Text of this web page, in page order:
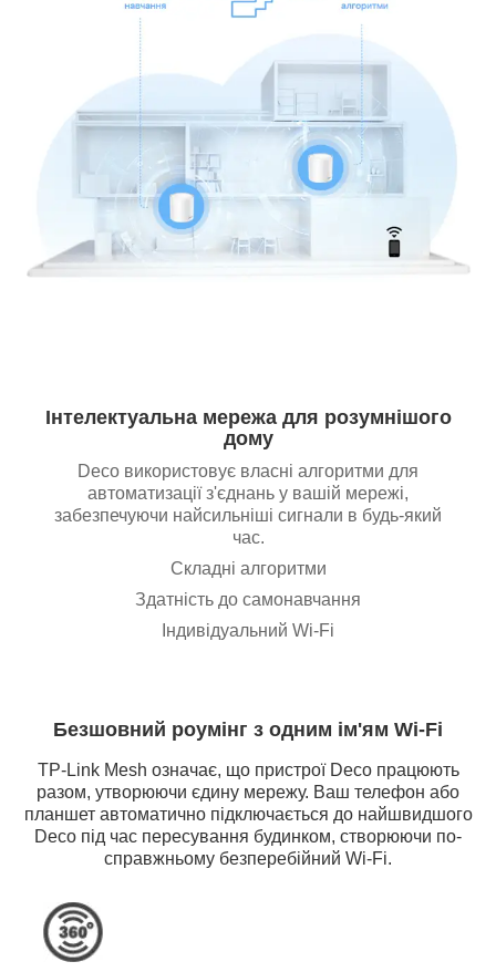
Інтелектуальна мережа для розумнішого
дому
Deco використовує власні алгоритми для
автоматизації з'єднань у вашій мережі,
забезпечуючи найсильніші сигнали в будь-який
час.
Складні алгоритми
Здатність до самонавчання
Індивідуальний Wi-Fi
Безшовний роумінг з одним ім'ям Wi-Fi
TP-Link Mesh означає, що пристрої Deco працюють
разом, утворюючи єдину мережу. Ваш телефон або
планшет автоматично підключається до найшвидшого
Deco під час пересування будинком, створюючи по-
справжньому безперебійний Wi-Fi.